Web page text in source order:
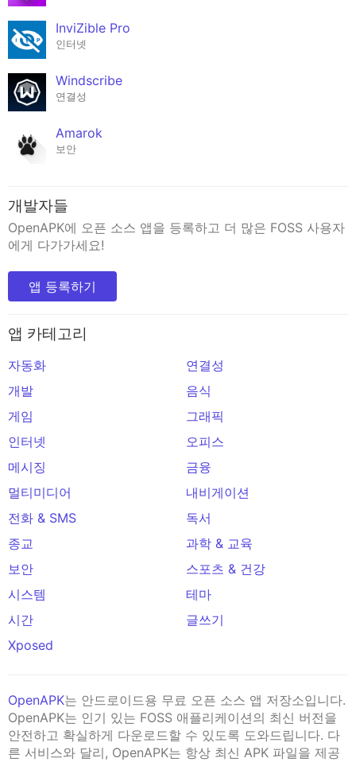
InviZible Pro
인터넷
Windscribe
연결성
Amarok
보안
개발자들
OpenAPK에 오픈 소스 앱을 등록하고 더 많은 FOSS 사용자
에게 다가가세요!
앱 등록하기
앱 카테고리
자동화
연결성
개발
음식
게임
그래픽
인터넷
오피스
메시징
금융
멀티미디어
내비게이션
전화 & SMS
독서
종교
과학 & 교육
보안
스포츠 & 건강
시스템
테마
시간
글쓰기
Xposed
OpenAPK는 안드로이드용 무료 오픈 소스 앱 저장소입니다.
OpenAPK는 인기 있는 FOSS 애플리케이션의 최신 버전을
안전하고 확실하게 다운로드할 수 있도록 도와드립니다. 다
른 서비스와 달리, OpenAPK는 항상 최신 APK 파일을 제공